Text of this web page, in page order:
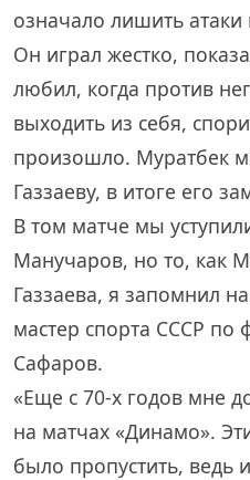
означало лишить атаки
Он играл жестко,
любил, когда против
выходить из себя,
произошло. Муратбек
Газзаеву, в итоге его
В том матче мы
Манучаров, но то, как
Газзаева, я запомнил
мастер спорта СССР по
Сафаров.
«Еще с 70-х годов мне
на матчах «Динамо».
было пропустить, ведь